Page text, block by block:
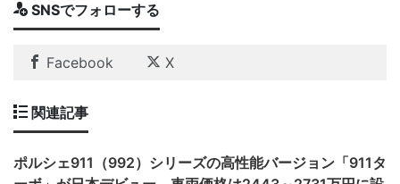
SNSでフォローする
Facebook X
関連記事
ポルシェ911（992）シリーズの高性能バージョン「911タ